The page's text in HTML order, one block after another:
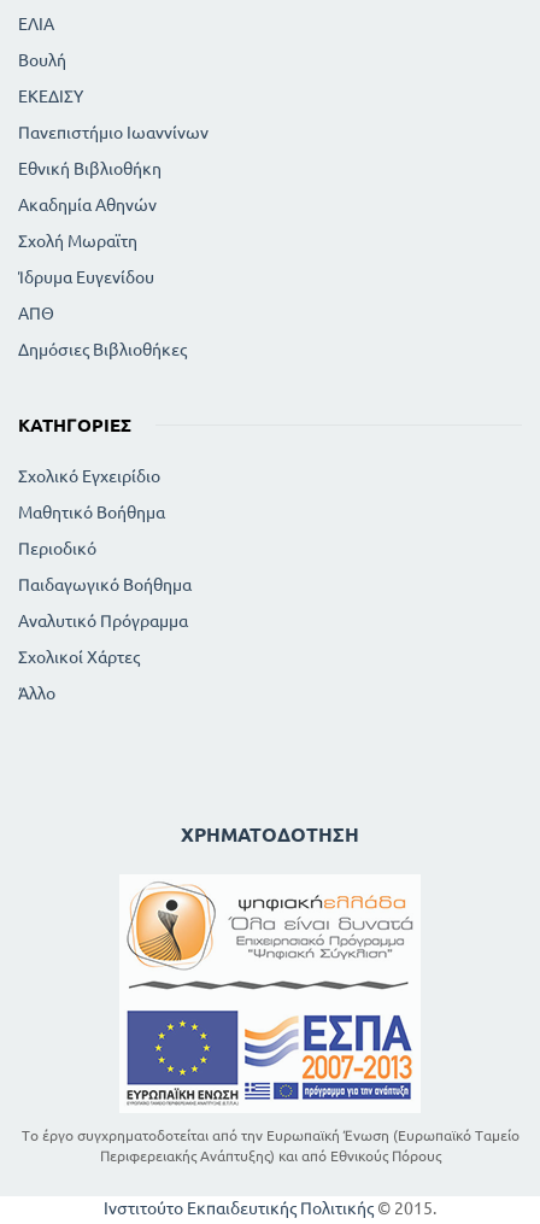
ΕΛΙΑ
Βουλή
ΕΚΕΔΙΣΥ
Πανεπιστήμιο Ιωαννίνων
Εθνική Βιβλιοθήκη
Ακαδημία Αθηνών
Σχολή Μωραϊτη
Ίδρυμα Ευγενίδου
ΑΠΘ
Δημόσιες Βιβλιοθήκες
ΚΑΤΗΓΟΡΊΕΣ
Σχολικό Εγχειρίδιο
Μαθητικό Βοήθημα
Περιοδικό
Παιδαγωγικό Βοήθημα
Αναλυτικό Πρόγραμμα
Σχολικοί Χάρτες
Άλλο
ΧΡΗΜΑΤΟΔΌΤΗΣΗ
Το έργο συγχρηματοδοτείται από την Ευρωπαϊκή Ένωση (Ευρωπαϊκό Ταμείο
Περιφερειακής Ανάπτυξης) και από Εθνικούς Πόρους
Ινστιτούτο Εκπαιδευτικής Πολιτικής © 2015.